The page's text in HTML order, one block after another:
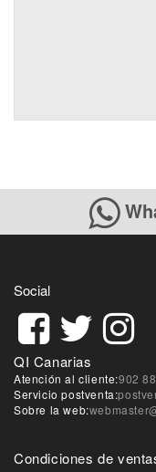
Social
QI Canarias
Atención al cliente:902
Servicio postventa:
Sobre la web:
Condiciones de